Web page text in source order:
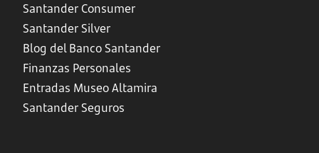
Santander Consumer
Santander Silver
Blog del Banco Santander
Finanzas Personales
Entradas Museo Altamira
Santander Seguros